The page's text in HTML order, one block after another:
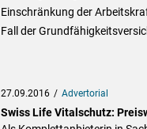
Einschränkung der
Fall der
27.09.2016 Advertorial
Swiss Life Vitalschutz: